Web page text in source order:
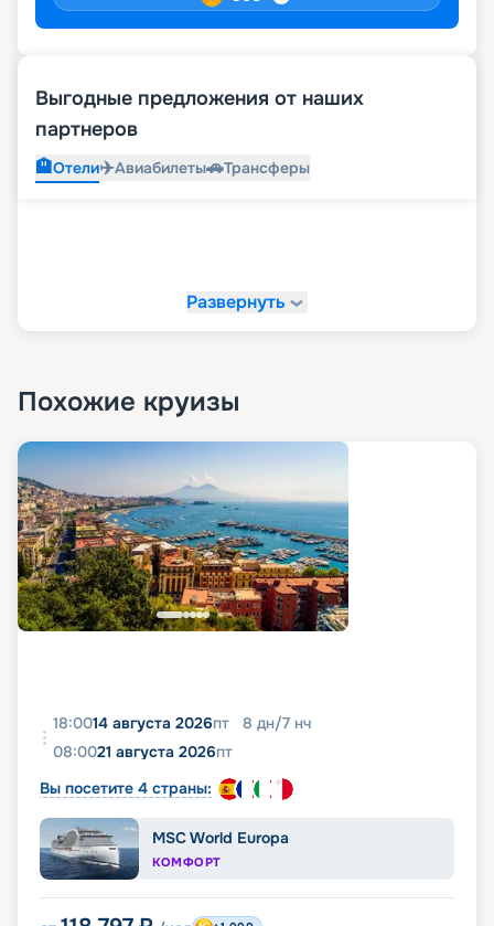
Выгодные предложения от наших
партнеров
🏨Отели✈️Авиабилеты🚗Трансферы
Развернуть
Похожие круизы
18:0014 августа 2026пт 8 дн/7 нч
08:0021 августа 2026пт
Вы посетите 4 страны:
MSC World Europa
КОМФОРТ